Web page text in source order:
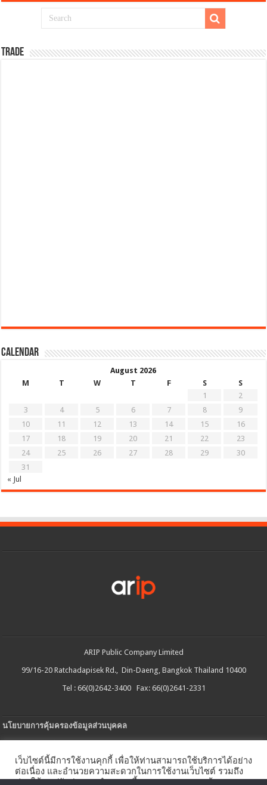
TRADE
Calendar
August 2026
M
T W T F S
S
1
2
3
4 5 6 7 8
9
10
11 12 13 14 15
16
17
18 19 20 21 22
23
24
25 26 27 28 29
30
31
« Jul
ARIP Public Company Limited
99/16-20 Ratchadapisek Rd., Din-Daeng, Bangkok Thailand 10400
Tel : 66(0)2642-3400 Fax: 66(0)2641-2331
นโยบายการคุ้มครองข้อมูลส่วนบุคคล
นโยบายการใช้คกกี้
เว็บไซต์นี้มีการใช้งานคุกกี้ เพื่อให้ท่านสามารถใช้บริการได้อย่าง
ต่อเนื่อง และอำนวยความสะดวกในการใช้งานเว็บไซต์ รวมถึง
ช่วยให้เราปรับปรุงการนำเสนอเนื้อหาตรงตามความต้องการ